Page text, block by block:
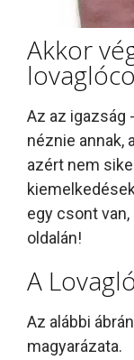
Akkor
Az az igazság
néznie annak,
azért nem
egy csont
oldalán!
A
Az alábbi
magyarázata.